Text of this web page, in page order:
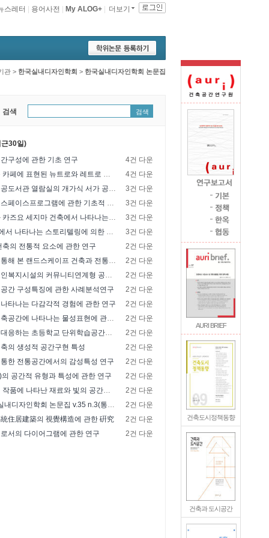
AURI BRIEF
건축도시정책동향
건축과 도시공간
더보기
My ALOG+
용어사전
스레터
관 > 한국실내디자인학회 > 한국실내디자인학회 논문집
검색 검색
30일)
구성에 관한 기초 연구
4건 다운
성수동 골목 카페에 표현된 뉴트로와 레트로 현상에 대한 비교 연구
4건 다운
부산지역 공공도서관 열람실의 개가식 서가 공간구성 및 가구 배치 특성에 관한 연구
3건 다운
공연시설의 스페이스프로그램에 관한 기초적 연구
3건 다운
렘 쿨하스와 카즈요 세지마 건축에서 나타나는 프로그램의 조직과 공간구성 방법의 비교분석
3건 다운
BIG의 건축에서 나타나는 스토리텔링에 의한 형태생성 프로세스와 표현 특성에 관한 연구
3건 다운
축의 전통적 요소에 관한 연구
2건 다운
차경이론을 통해 본 랜드스케이프 건축과 전통건축에 나타난 자연도입기법
2건 다운
치매전담 노인복지시설의 커뮤니티연계형 공간계획 연구
2건 다운
간 구성특징에 관한 사례분석연구
2건 다운
타나는 다감각적 경험에 관한 연구
2건 다운
쿠마겐코 건축공간에 나타나는 물성표현에 관한 연구
2건 다운
미래교육에 대응하는 초등학교 단위학습공간에 관한 연구
2건 다운
의 생성적 공간구현 특성
2건 다운
한 전통공간에서의 감성특성 연구
2건 다운
공간적 유형과 특성에 관한 연구
2건 다운
피터 줌터의 작품에 나타난 재료와 빛의 공간적 영향에 관한 연구
2건 다운
[표지] 한국실내디자인학회 논문집 v.35 n.3(통권 176호)
2건 다운
住居建築의 視覺構造에 관한 硏究
2건 다운
서의 다이어그램에 관한 연구
2건 다운